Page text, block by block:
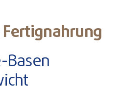
Basen